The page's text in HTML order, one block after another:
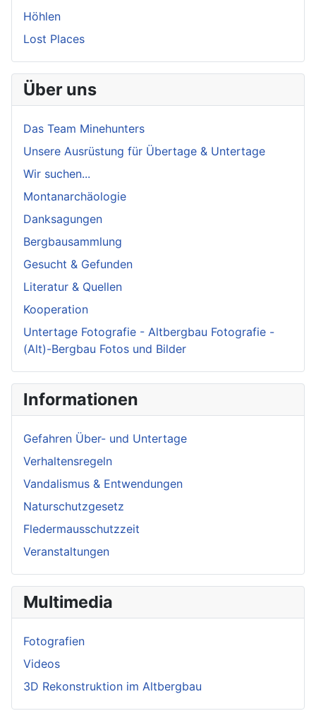
Höhlen
Lost Places
Über uns
Das Team Minehunters
Unsere Ausrüstung für Übertage & Untertage
Wir suchen...
Montanarchäologie
Danksagungen
Bergbausammlung
Gesucht & Gefunden
Literatur & Quellen
Kooperation
Untertage Fotografie - Altbergbau Fotografie -
(Alt)-Bergbau Fotos und Bilder
Informationen
Gefahren Über- und Untertage
Verhaltensregeln
Vandalismus & Entwendungen
Naturschutzgesetz
Fledermausschutzzeit
Veranstaltungen
Multimedia
Fotografien
Videos
3D Rekonstruktion im Altbergbau